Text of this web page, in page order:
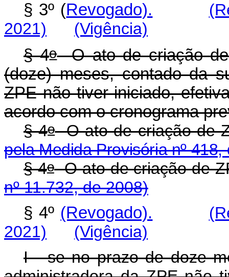
§ 3º (Revogado).
2021)
(Vigência)
§ 4oO ato de criação de
(doze) meses, contado da
ZPE não tiver iniciado,
acordo com o cronograma
§ 4oO ato de criação de
pela Medida Provisória nº 418,
§ 4oO ato de criação
nº 11.732, de 2008)
§ 4º (Revogado).
2021)
(Vigência)
I - se no prazo de doze